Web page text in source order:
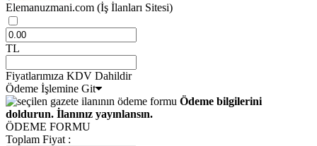
Elemanuzmani.com (İş İlanları Sitesi)
TL
Fiyatlarımıza KDV Dahildir
Ödeme İşlemine Git
Ödeme bilgilerini
doldurun. İlanınız yayınlansın.
ÖDEME FORMU
Toplam Fiyat :